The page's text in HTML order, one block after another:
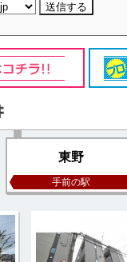
東野
手前の駅